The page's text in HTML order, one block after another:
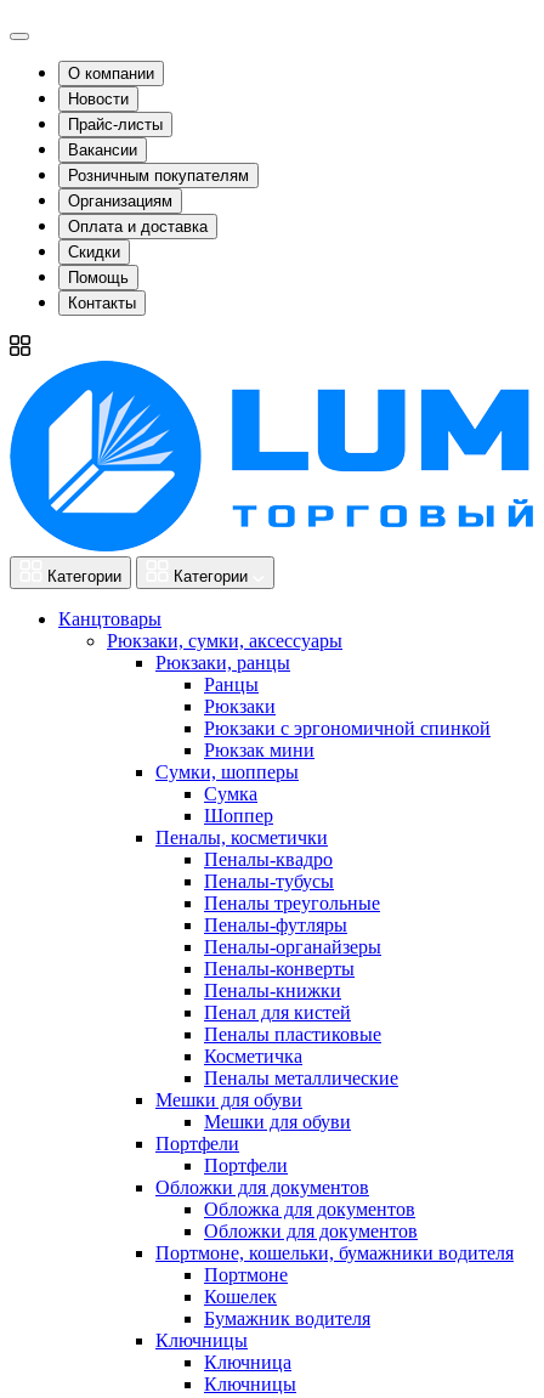
О компании
Новости
Прайс-листы
Вакансии
Розничным покупателям
Организациям
Оплата и доставка
Скидки
Помощь
Контакты
Категории Категории
Канцтовары
Рюкзаки, сумки, аксессуары
Рюкзаки, ранцы
Ранцы
Рюкзаки
Рюкзаки с эргономичной спинкой
Рюкзак мини
Сумки, шопперы
Сумка
Шоппер
Пеналы, косметички
Пеналы-квадро
Пеналы-тубусы
Пеналы треугольные
Пеналы-футляры
Пеналы-органайзеры
Пеналы-конверты
Пеналы-книжки
Пенал для кистей
Пеналы пластиковые
Косметичка
Пеналы металлические
Мешки для обуви
Мешки для обуви
Портфели
Портфели
Обложки для документов
Обложка для документов
Обложки для документов
Портмоне, кошельки, бумажники водителя
Портмоне
Кошелек
Бумажник водителя
Ключницы
Ключница
Ключницы